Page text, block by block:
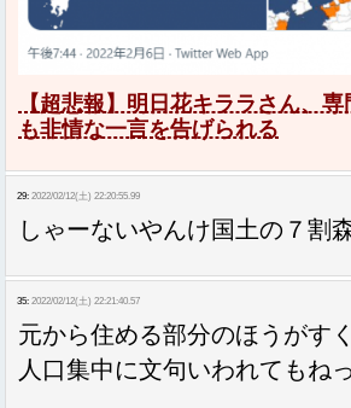
【超悲報】明日花キララさん、
も非情な一言を告げられる
29: 2022/02/12(土) 22:20:55.99
しゃーないやんけ国土の７割
35: 2022/02/12(土) 22:21:40.57
元から住める部分のほうがす
人口集中に文句いわれてもね